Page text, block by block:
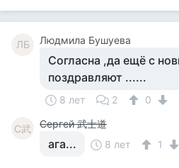
ЛБ Людмила Бушуева
Согласна ,да ещё с
поздравляют ......
8 лет 2 0
С武 Сергей 武士道
ага... 8 лет 1